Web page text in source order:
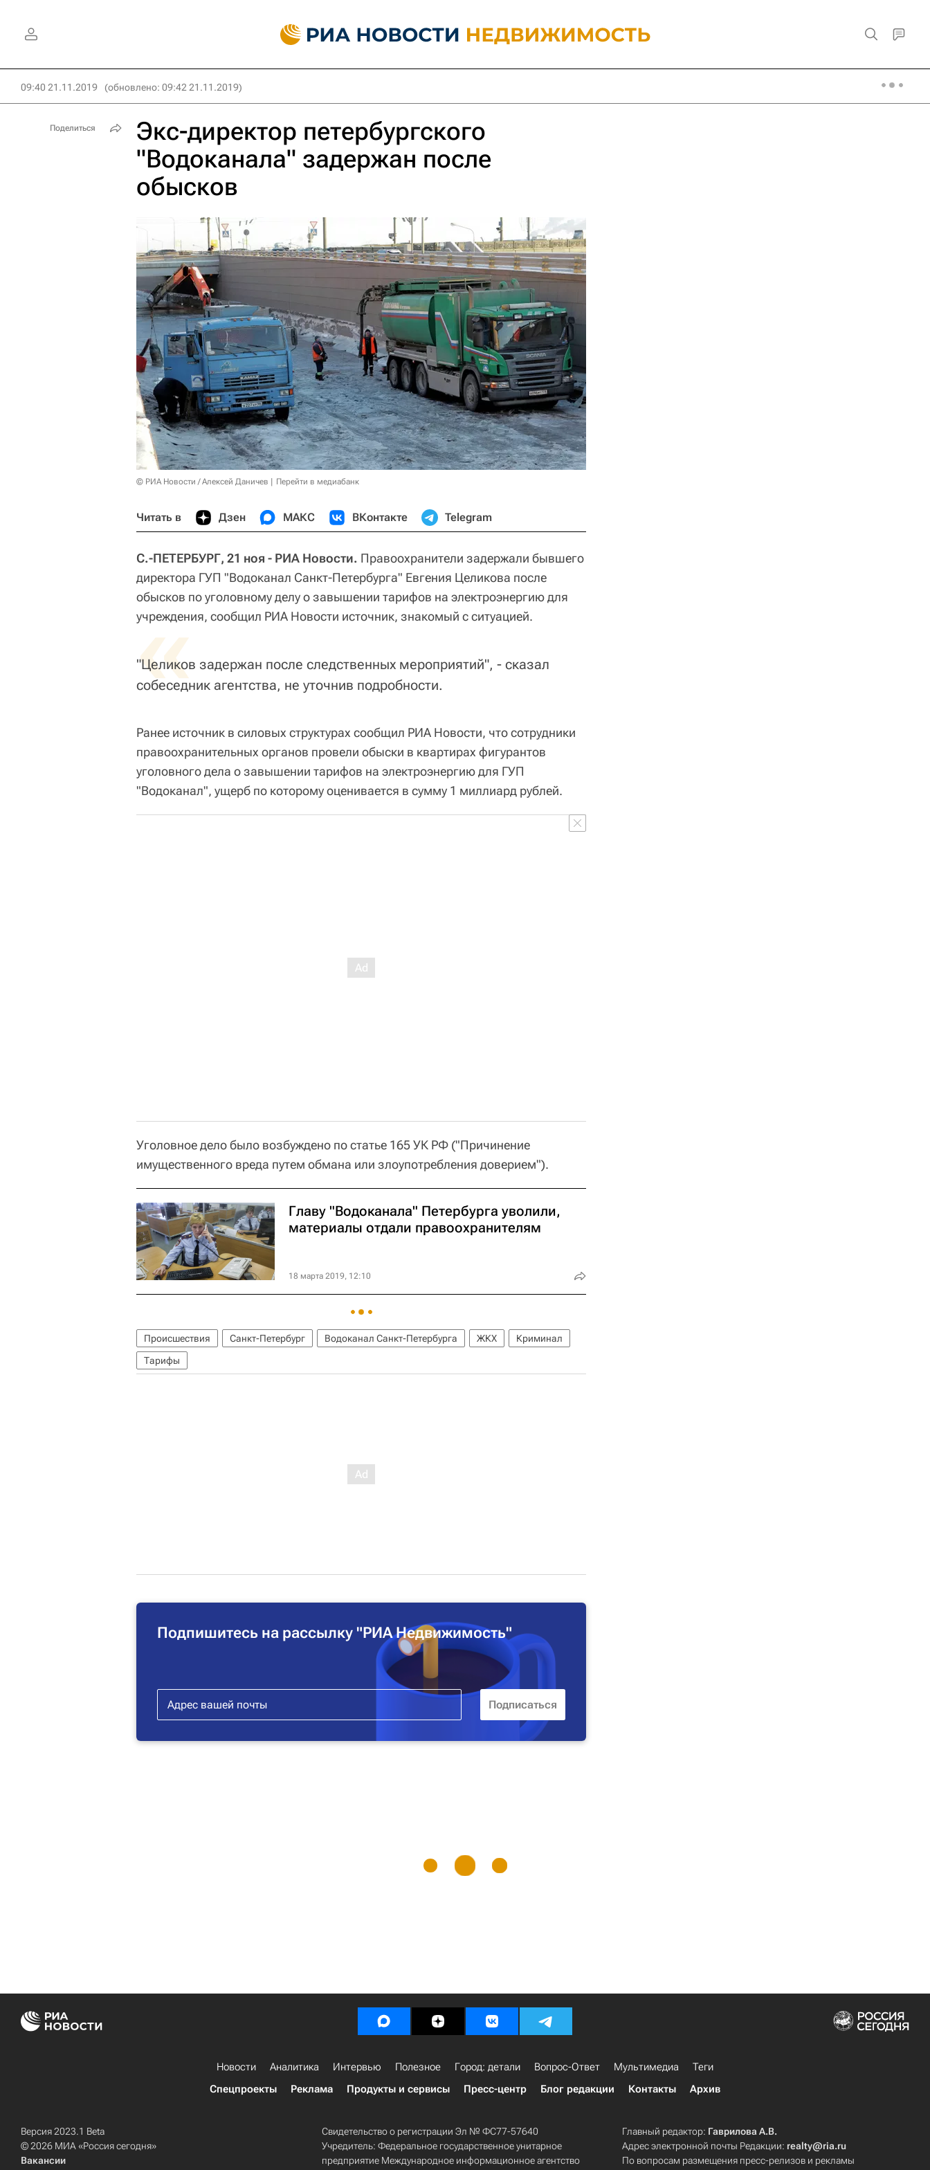
09:40 21.11.2019 (обновлено: 09:42 21.11.2019)
Экс-директор петербургского
"Водоканала" задержан после
обысков
© РИА Новости / Алексей Даничев Перейти в медиабанк
Читать в Дзен МАКС ВКонтакте Telegram
С.-ПЕТЕРБУРГ, 21 ноя - РИА Новости. Правоохранители задержали бывшего
директора ГУП "Водоканал Санкт-Петербурга" Евгения Целикова после
обысков по уголовному делу о завышении тарифов на электроэнергию для
учреждения, сообщил РИА Новости источник, знакомый с ситуацией.
«
"Целиков задержан после следственных мероприятий", - сказал
собеседник агентства, не уточнив подробности.
Ранее источник в силовых структурах сообщил РИА Новости, что сотрудники
правоохранительных органов провели обыски в квартирах фигурантов
уголовного дела о завышении тарифов на электроэнергию для ГУП
"Водоканал", ущерб по которому оценивается в сумму 1 миллиард рублей.
Уголовное дело было возбуждено по статье 165 УК РФ ("Причинение
имущественного вреда путем обмана или злоупотребления доверием").
Главу "Водоканала" Петербурга уволили,
материалы отдали правоохранителям
18 марта 2019, 12:10
Происшествия Санкт-Петербург Водоканал Санкт-Петербурга ЖКХ
Криминал
Тарифы
Подпишитесь на рассылку "РИА Недвижимость"
Поделиться
Новости Аналитика Интервью Полезное Город: детали Вопрос-Ответ Мультимедиа
Теги
Спецпроекты
Реклама Продукты и сервисы Пресс-центр Блог редакции Контакты Архив
Версия 2023.1 Beta
© 2026 МИА «Россия сегодня»
Вакансии
Свидетельство о регистрации Эл № ФС77-57640
Учредитель: Федеральное государственное унитарное
предприятие Международное информационное агентство
Главный редактор: Гаврилова А.В.
Адрес электронной почты Редакции: realty@ria.ru
По вопросам размещения пресс-релизов и рекламы